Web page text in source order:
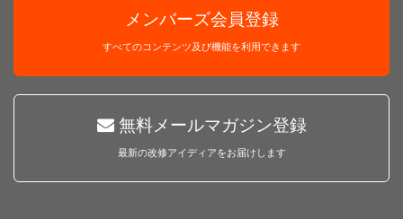
メンバーズ会員登録
すべてのコンテンツ及び機能を利用できます
無料メールマガジン登録
最新の改修アイディアをお届けします